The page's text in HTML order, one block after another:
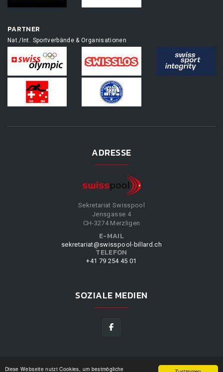
Diese Webseite nutzt Cookies, um bestmögliche
PARTNER
Nat./Int. Sportverbände & Organisationen
ADRESSE
Sekretariat Swisspool
Jensgasse 4
CH-3274 Merzligen
E-MAIL
sekretariat@swisspool-billard.ch
TELEFON
+41 79 254 45 01
SOZIALE MEDIEN